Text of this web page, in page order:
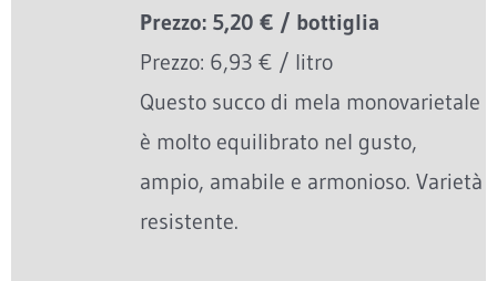
Prezzo: 5,20 € / bottiglia
Prezzo: 6,93 € / litro
Questo succo di mela monovarietale
è molto equilibrato nel gusto,
ampio, amabile e armonioso. Varietà
resistente.